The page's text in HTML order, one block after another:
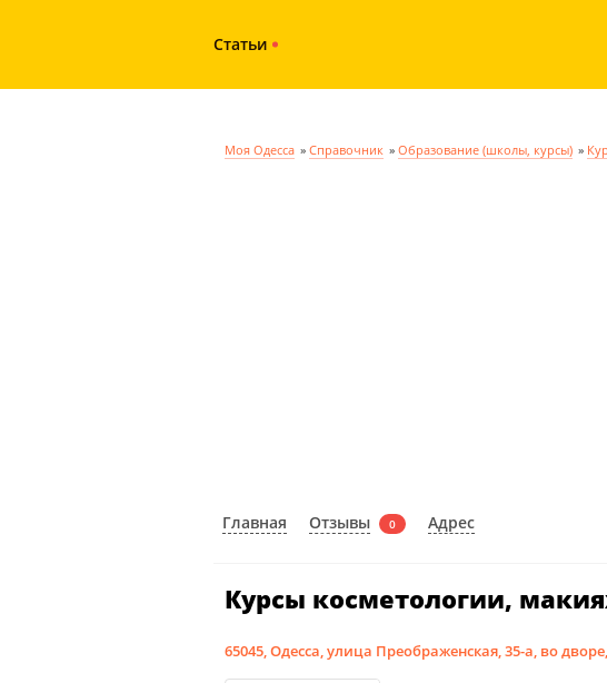
Статьи
Моя Одесса » Справочник » Образование (школы, курсы) »
Главная Отзывы 0 Адрес
Курсы косметологии,
65045, Одесса, улица Преображенская, 35-а, во